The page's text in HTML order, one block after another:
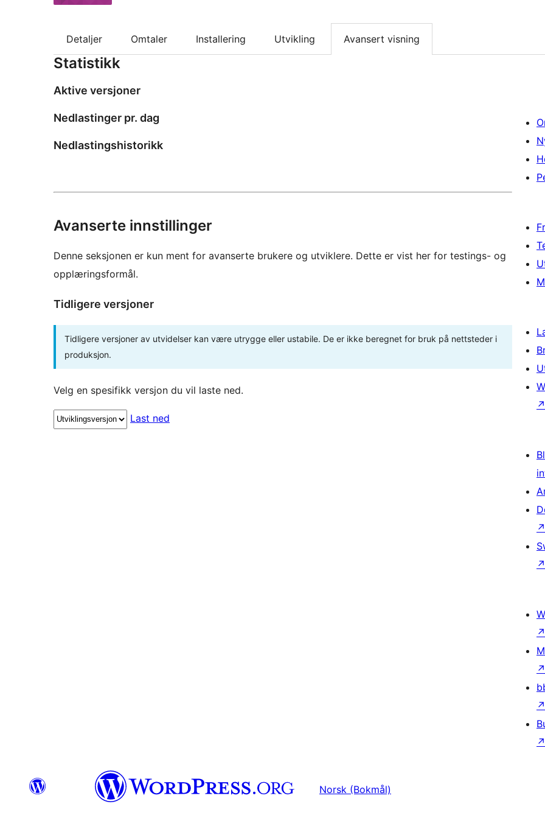
Detaljer Omtaler Installering Utvikling Avansert visning
Statistikk
Aktive versjoner
Nedlastinger pr. dag
Nedlastingshistorikk
Avanserte innstillinger
Denne seksjonen er kun ment for avanserte brukere og utviklere. Dette er vist her for testings- og
opplæringsformål.
Tidligere versjoner
Tidligere versjoner av utvidelser kan være utrygge eller ustabile. De er ikke beregnet for bruk på nettsteder i
produksjon.
Velg en spesifikk versjon du vil laste ned.
Last ned
↗
↗
↗
↗
↗
↗
↗
Norsk (Bokmål)